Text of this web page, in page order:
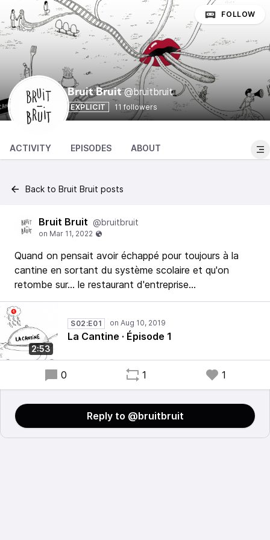
Bruit Bruit @bruitbruit
EXPLICIT 11 followers
FOLLOW
ACTIVITY EPISODES ABOUT
Back to Bruit Bruit posts
Bruit Bruit @bruitbruit
Quand on pensait avoir échappé pour toujours à la
cantine en sortant du système scolaire et qu'on
retombe sur... le restaurant d'entreprise...
2:53
S02:E01
La Cantine · Épisode 1
0 1 1
Reply to @bruitbruit